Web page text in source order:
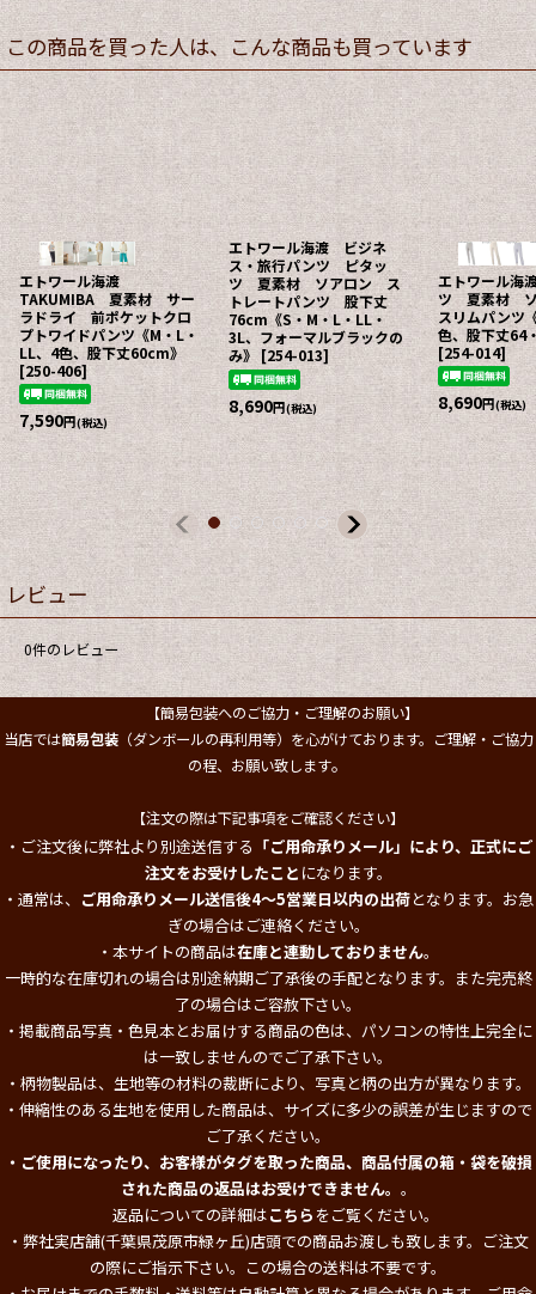
この商品を買った人は、こんな商品も買っています
エトワール海渡
TAKUMIBA 夏素材 サー
ラドライ 前ポケットクロ
プトワイドパンツ《M・L・
LL、4色、股下丈60cm》
[250-406]
7,590円(税込)
エトワール海渡 ビジネ
ス・旅行パンツ ピタッ
ツ 夏素材 ソアロン ス
トレートパンツ 股下丈
76cm《S・M・L・LL・
3L、フォーマルブラックの
み》 [254-013]
8,690円(税込)
エトワール海
ツ 夏素材
スリムパンツ
色、股下丈64
[254-014]
8,690円(税込)
レビュー
0件のレビュー
【簡易包装へのご協力・ご理解のお願い】
当店では簡易包装（ダンボールの再利用等）を心がけております。ご理解・ご協力
の程、お願い致します。
【注文の際は下記事項をご確認ください】
・ご注文後に弊社より別途送信する 「ご用命承りメール」により、正式にご
注文をお受けしたこと になります。
・通常は、 ご用命承りメール送信後4～5営業日以内の出荷となります。お急
ぎの場合はご連絡ください。
・本サイトの商品は在庫と連動しておりません。
一時的な在庫切れの場合は別途納期ご了承後の手配となります。また完売終
了の場合はご容赦下さい。
・掲載商品写真・色見本とお届けする商品の色は、パソコンの特性上完全に
は一致しませんのでご了承下さい。
・柄物製品は、生地等の材料の裁断により、写真と柄の出方が異なります。
・伸縮性のある生地を使用した商品は、サイズに多少の誤差が生じますので
ご了承ください。
・ご使用になったり、お客様がタグを取った商品、商品付属の箱・袋を破損
された商品の返品はお受けできません。 。
返品についての詳細はこちらをご覧ください。
・弊社実店舗(千葉県茂原市緑ヶ丘)店頭での商品お渡しも致します。ご注文
の際にご指示下さい。この場合の送料は不要です。